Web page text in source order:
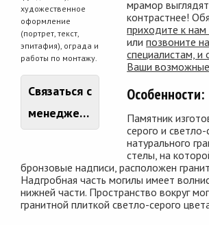
художественное
оформление
(портрет, текст,
эпитафия), ограда и
работы по монтажу.
Связаться с
менеджером
мрамор
контрастнее!
приходите к
илипозвоните
специалистам, и
Ваши
Особенности:
Памятник
серого и светло-
натурального
стелы, на
бронзовые надписи, расположен
Надгробная часть могилы имеет
нижней части. Пространство вокруг
гранитной плиткой светло-серого